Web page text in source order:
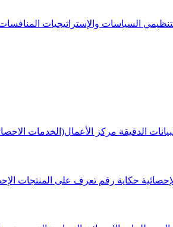
السياسات والإستراتيجيات
الدقيقة مركز الأعمال(الخدمات
حكاية رقم تعرف على المنتجات